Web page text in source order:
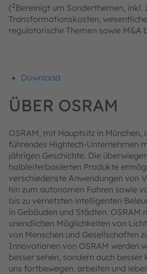
(2 Bereinigt um Sonderthemen, inkl.
Transformationskosten,
regulatorische Themen sowie M&A
Download
ÜBER OSRAM
OSRAM, mit Hauptsitz in München,
führendes Hightech-Unternehmen
jährigen Geschichte. Die
halbleiterbasierten Produkte
verschiedenste Anwendungen von
hin zum autonomen Fahren sowie
bis zu vernetzten intelligenten
in Gebäuden und Städten. OSRAM
unendlichen Möglichkeiten von
von Menschen und Gesellschaften
Innovationen von OSRAM werden
besser sehen, sondern auch besser
uns fortbewegen, arbeiten und